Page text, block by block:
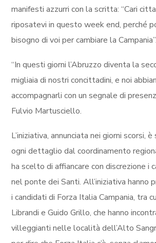
manifesti azzurri con la scritta: “Cari
riposatevi in questo week end, perché
bisogno di voi per cambiare la Campania”.
“In questi giorni l’Abruzzo diventa la
migliaia di nostri concittadini, e noi
accompagnarli con un segnale di
Fulvio Martusciello.
L’iniziativa, annunciata nei giorni scorsi,
ogni dettaglio dal coordinamento
ha scelto di affiancare con discrezione i
nel ponte dei Santi. All’iniziativa hanno
i candidati di Forza Italia Campania, tra
Librandi e Guido Grillo, che hanno
villeggianti nelle località dell’Alto